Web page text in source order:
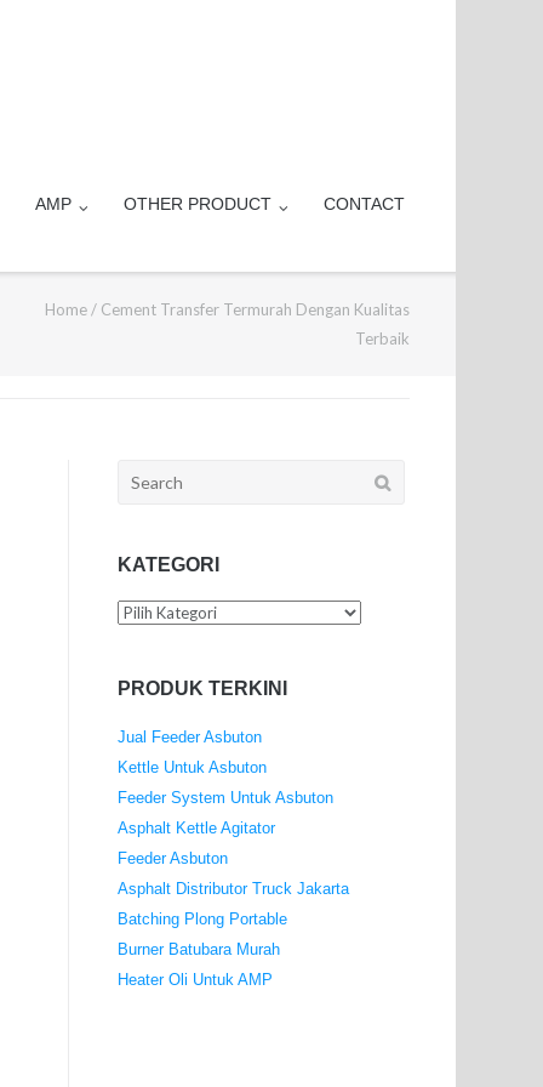
AMP OTHER PRODUCT CONTACT
Home / Cement Transfer Termurah Dengan Kualitas
Terbaik
Search
KATEGORI
Kategori
PRODUK TERKINI
Jual Feeder Asbuton
Kettle Untuk Asbuton
Feeder System Untuk Asbuton
Asphalt Kettle Agitator
Feeder Asbuton
Asphalt Distributor Truck Jakarta
Batching Plong Portable
Burner Batubara Murah
Heater Oli Untuk AMP